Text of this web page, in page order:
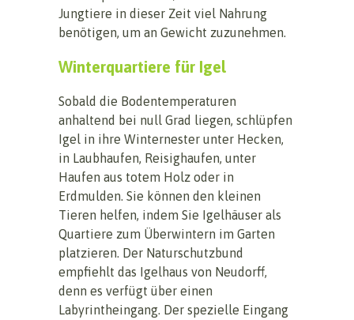
Jungtiere in dieser Zeit viel Nahrung
benötigen, um an Gewicht zuzunehmen.
Winterquartiere für Igel
Sobald die Bodentemperaturen
anhaltend bei null Grad liegen, schlüpfen
Igel in ihre Winternester unter Hecken,
in Laubhaufen, Reisighaufen, unter
Haufen aus totem Holz oder in
Erdmulden. Sie können den kleinen
Tieren helfen, indem Sie Igelhäuser als
Quartiere zum Überwintern im Garten
platzieren. Der Naturschutzbund
empfiehlt das Igelhaus von Neudorff,
denn es verfügt über einen
Labyrintheingang. Der spezielle Eingang